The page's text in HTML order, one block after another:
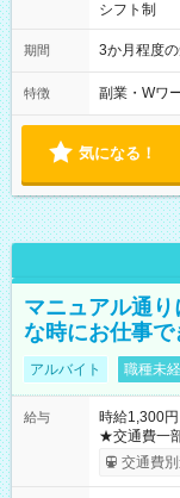
シフト制
期間 3か月程度
特徴 副業・Wワ
気になる！
マニュアル通
な時にお仕事
アルバイト 職種未
給与
時給1,300円
★交通費一部支給 時給1,300円～ ※試験・
※勤務回数
り！】 希
交通費